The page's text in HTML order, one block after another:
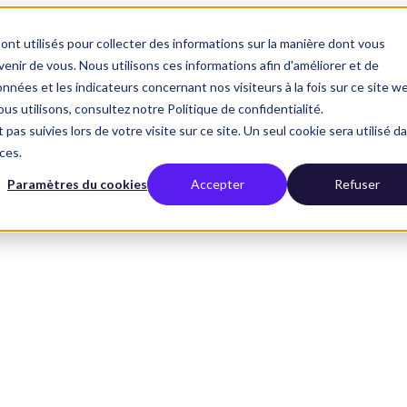
utilisés pour collecter des informations sur la manière dont vous
de vous. Nous utilisons ces informations afin d'améliorer et de
et les indicateurs concernant nos visiteurs à la fois sur ce site
utilisons, consultez notre Politique de confidentialité.
suivies lors de votre visite sur ce site. Un seul cookie sera utilisé
Paramètres du cookies Accepter Refuser